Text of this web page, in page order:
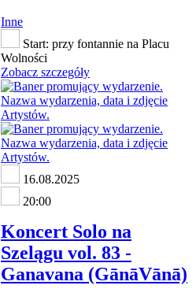
Inne
Start: przy fontannie na Placu
Wolności
Zobacz szczegóły
16.08.2025
20:00
Koncert Solo na
Szelągu vol. 83 -
Ganavana (GānāVānā)